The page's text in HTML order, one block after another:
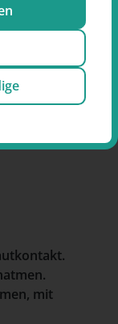
mit